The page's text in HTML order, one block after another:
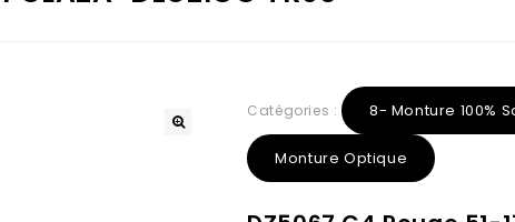
Catégories : 8- Monture 100%
Monture Optique